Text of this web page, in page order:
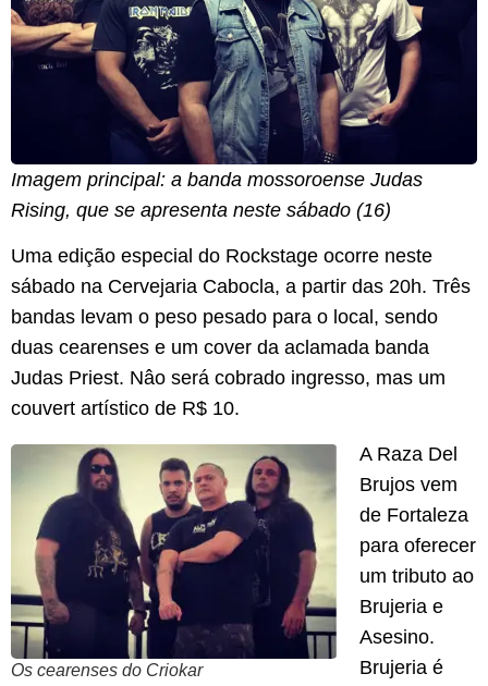
Imagem principal: a banda mossoroense Judas
Rising, que se apresenta neste sábado (16)
Uma edição especial do Rockstage ocorre neste
sábado na Cervejaria Cabocla, a partir das 20h. Três
bandas levam o peso pesado para o local, sendo
duas cearenses e um cover da aclamada banda
Judas Priest. Nâo será cobrado ingresso, mas um
couvert artístico de R$ 10.
Os cearenses do Criokar
A Raza Del
Brujos vem
de Fortaleza
para oferecer
um tributo ao
Brujeria e
Asesino.
Brujeria é